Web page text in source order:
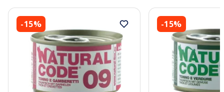
-15% -15%